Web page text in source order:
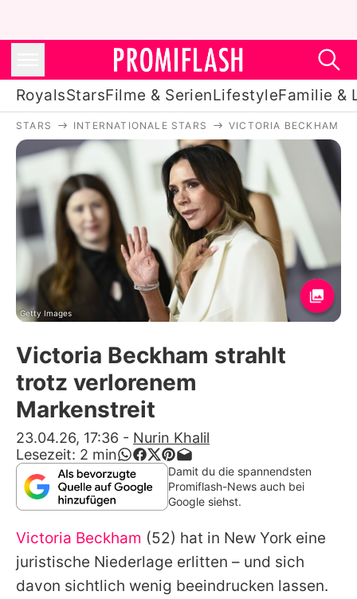
RoyalsStarsFilme & SerienLifestyleFamilie &
Royals
Stars
Filme & Serien
Lifestyle
Familie & Liebe
Promiflash Exklusiv
Alle Themen auf Promiflash
App runterladen
Team
Redaktionelle Richtlinien
Impressum
Datenschutzerklärung
STARS INTERNATIONALE STARS VICTORIA BECKHAM
Getty Images
Victoria Beckham strahlt
trotz verlorenem
Markenstreit
23.04.26, 17:36 - Nurin Khalil
Lesezeit: 2 min
Damit du die spannendsten
Promiflash-News auch bei
Google siehst.
Victoria Beckham (52) hat in New York eine
juristische Niederlage erlitten – und sich
davon sichtlich wenig beeindrucken lassen.